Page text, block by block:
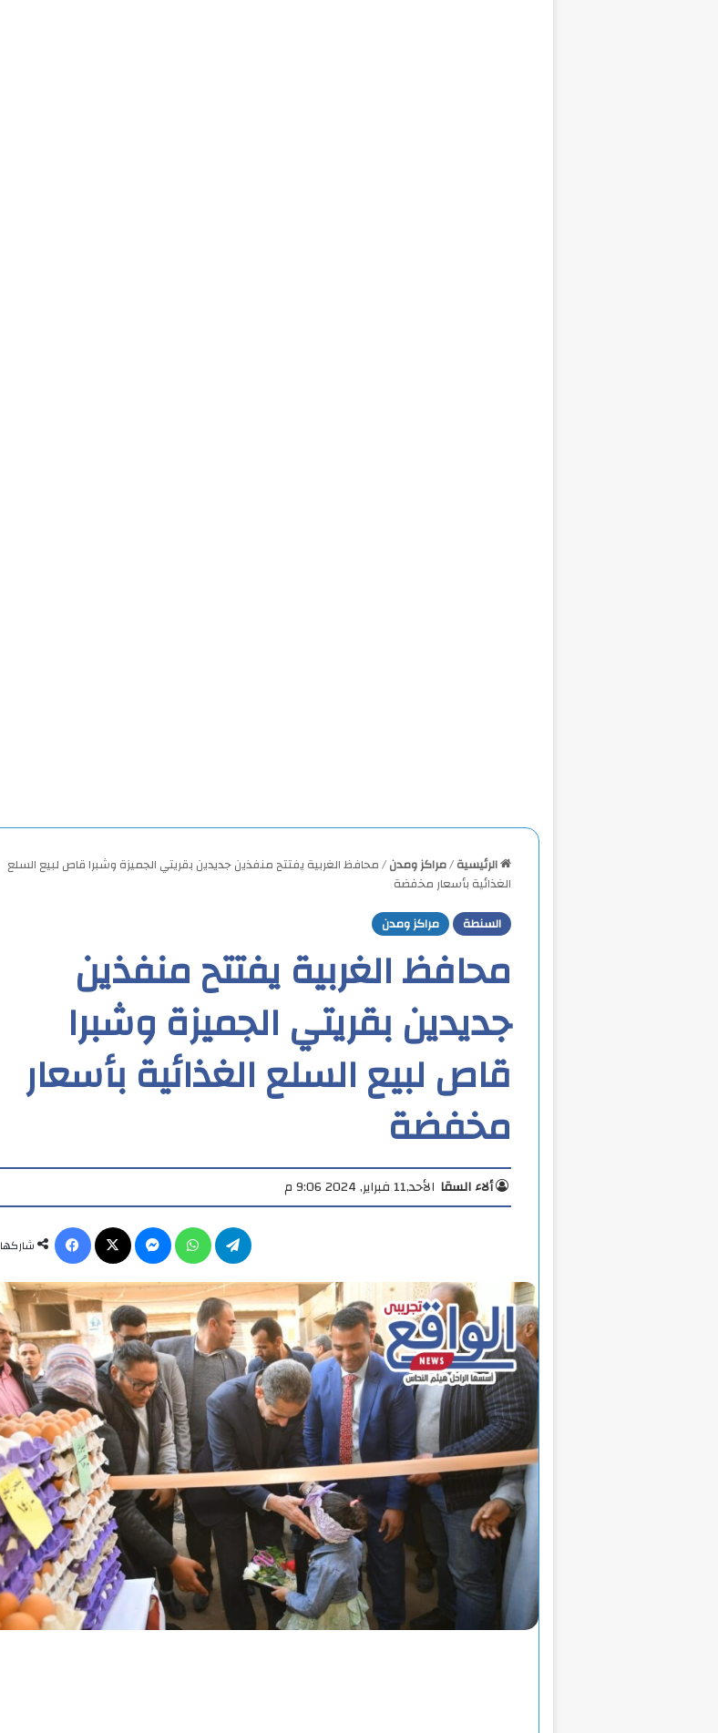
الرئيسية/مراكز ومدن/محافظ الغربية يفتتح منفذين جديدين بقريتي الجميزة وشبرا قاص لبيع السلع
الغذائية بأسعار مخفضة
السنطة
مراكز ومدن
محافظ الغربية يفتتح منفذين
جديدين بقريتي الجميزة وشبرا
قاص لبيع السلع الغذائية بأسعار
مخفضة
ألاء السقا الأحد,11 فبراير, 2024 9:06 م
شاركها
ماسنجر واتساب تيلقرام